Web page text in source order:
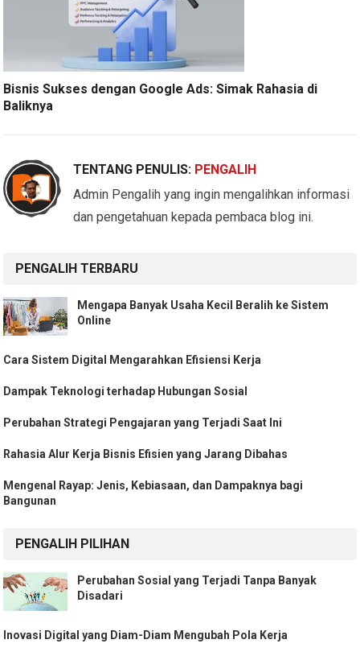
Bisnis Sukses dengan Google Ads: Simak Rahasia di
Baliknya
TENTANG PENULIS: PENGALIH
Admin Pengalih yang ingin mengalihkan informasi
dan pengetahuan kepada pembaca blog ini.
PENGALIH TERBARU
Mengapa Banyak Usaha Kecil Beralih ke Sistem
Online
Cara Sistem Digital Mengarahkan Efisiensi Kerja
Dampak Teknologi terhadap Hubungan Sosial
Perubahan Strategi Pengajaran yang Terjadi Saat Ini
Rahasia Alur Kerja Bisnis Efisien yang Jarang Dibahas
Mengenal Rayap: Jenis, Kebiasaan, dan Dampaknya bagi
Bangunan
PENGALIH PILIHAN
Perubahan Sosial yang Terjadi Tanpa Banyak
Disadari
Inovasi Digital yang Diam-Diam Mengubah Pola Kerja